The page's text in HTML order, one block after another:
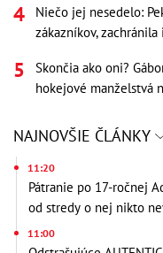
Niečo jej nesedelo:
zákazníkov,
Skončia ako oni?
hokejové manželstvá
NAJNOVŠIE ČLÁNKY
11:20
Pátranie po 17-ročnej
od stredy o nej nikto
11:00